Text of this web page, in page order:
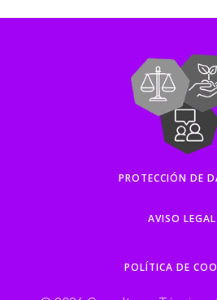
PROTECCIÓN DE
AVISO LEGAL
POLÍTICA DE